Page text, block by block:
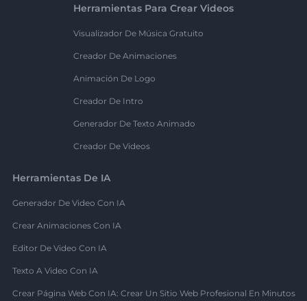
Herramientas Para Crear Videos
Visualizador De Música Gratuito
Creador De Animaciones
Animación De Logo
Creador De Intro
Generador De Texto Animado
Creador De Videos
Herramientas De IA
Generador De Video Con IA
Crear Animaciones Con IA
Editor De Video Con IA
Texto A Video Con IA
Crear Página Web Con IA: Crear Un Sitio Web Profesional En Minutos